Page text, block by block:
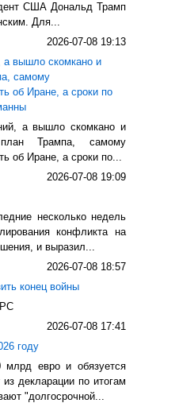
США Дональд Трамп
Для...
2026-07-08 19:13
а вышло скомкано и
самому
об Иране, а сроки по
а вышло скомкано и
Трампа, самому
об Иране, а сроки по...
2026-07-08 19:09
несколько недель
конфликта на
и выразил...
2026-07-08 18:57
конец войны
РС
2026-07-08 17:41
году
евро и обязуется
декларации по итогам
"долгосрочной...